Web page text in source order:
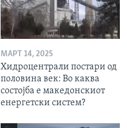
МАРТ 14, 2025
Хидроцентрали постари од
половина век: Во каква
состојба е македонскиот
енергетски систем?